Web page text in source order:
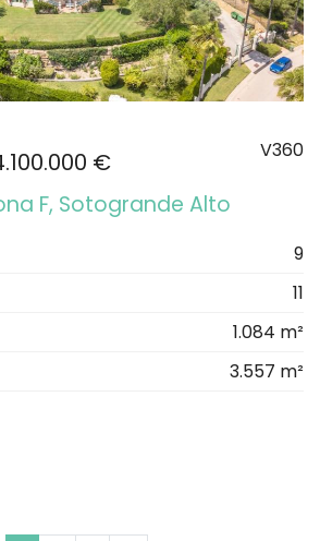
€
V360
F, Sotogrande Alto
9
11
1.084 m²
3.557 m²